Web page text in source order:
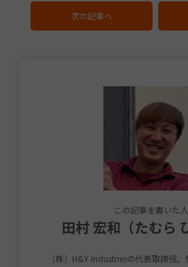
次の記事へ
この記事を書いた人
田村 宏和（たむら
（株）H&Y Industriesの代表取締役